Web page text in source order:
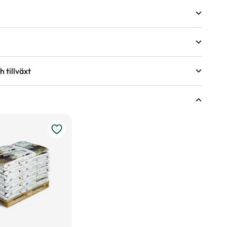
tillväxt
år efter behov, med fördel kan gödsel bytas ut mot